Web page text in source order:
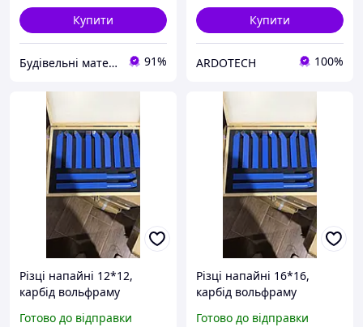
Купити
Будівельні матеріали 91%
Купити
ARDOTECH 100%
Різці напайні 12*12,
карбід вольфраму
Готово до відправки
Різці напайні 16*16,
карбід вольфраму
Готово до відправки